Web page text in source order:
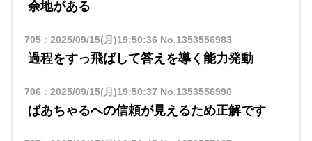
余地がある
705: 2025/09/15(月)19:50:36 No.1353556983
過程をすっ飛ばして答えを導く能力発動
706 : 2025/09/15(月)19:50:37 No.1353556990
ばあちゃるへの信頼が見えるため正解です